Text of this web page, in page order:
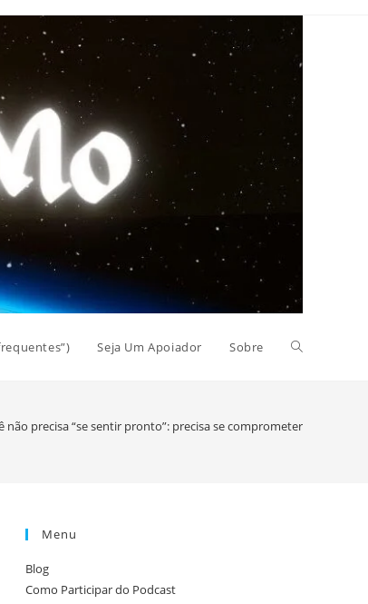
Seja Um Apoiador Sobre Alternar
precisa “se sentir pronto”: precisa se comprometer
Menu
Blog
Como Participar do Podcast